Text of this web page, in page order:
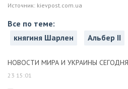
Источник: kievpost.com.ua
Все по теме:
княгиня Шарлен
Альбер II
НОВОСТИ МИРА И УКРАИНЫ СЕГОДНЯ
23 15:01